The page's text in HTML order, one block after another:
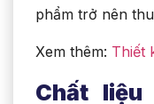
phẩm trở nên
Xem thêm: Thiết
Chất liệu